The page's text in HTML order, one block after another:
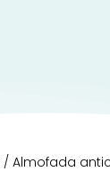
/ Almofada